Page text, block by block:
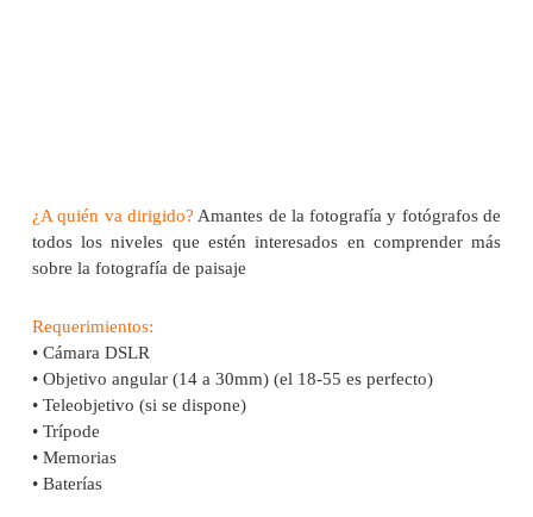
¿A quién va dirigido? Amantes de la fotografía y fotógrafos de
todos los niveles que estén interesados en comprender más
sobre la fotografía de paisaje
Requerimientos:
• Cámara DSLR
• Objetivo angular (14 a 30mm) (el 18-55 es perfecto)
• Teleobjetivo (si se dispone)
• Trípode
• Memorias
• Baterías